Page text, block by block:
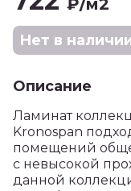
₽/м2
Нет в
Описание
Ламинат
Kronospan
помещений
с невысокой
данной